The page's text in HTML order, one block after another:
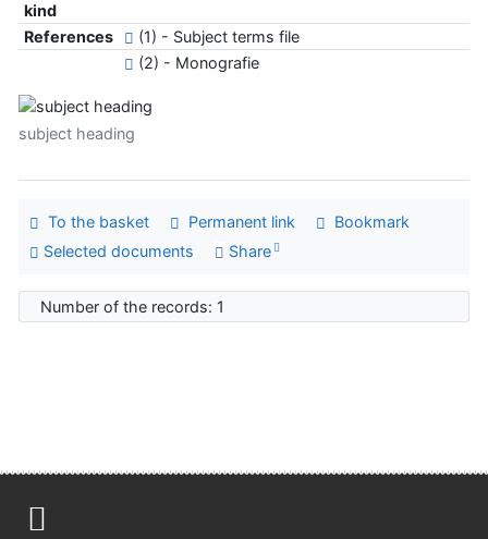
kind
References
(1) - Subject terms file
(2) - Monografie
subject heading
To the basket Permanent link
Bookmark
Selected documents
Share
Number of the records: 1